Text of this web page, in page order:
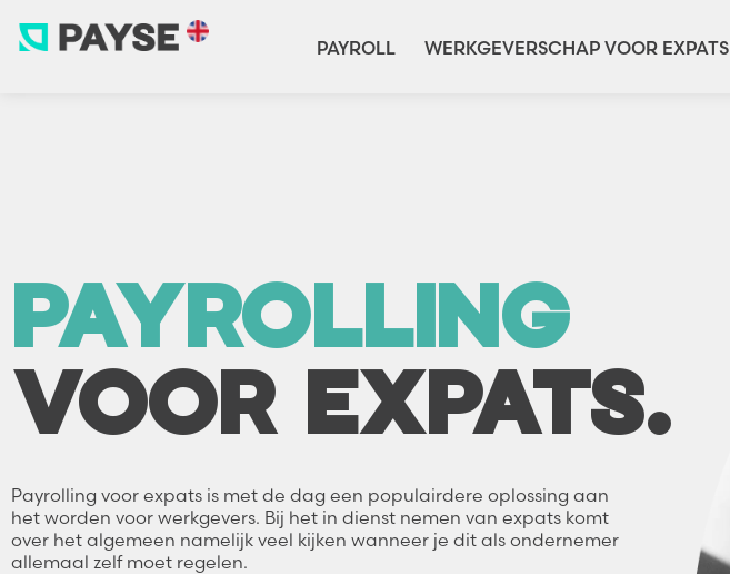
PAYROLL WERKGEVERSCHAP VOOR EXPATS
PAYROLLING
VOOR EXPATS.
Payrolling voor expats is met de dag een populairdere oplossing aan
het worden voor werkgevers. Bij het in dienst nemen van expats komt
over het algemeen namelijk veel kijken wanneer je dit als ondernemer
allemaal zelf moet regelen.